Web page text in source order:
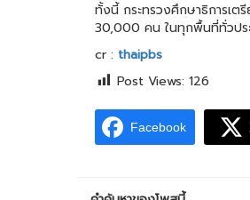
ทั้งนี้ กระทรวงศึกษาธิการเต
30,000 คน ในทุกพื้นที่ทั่วประ
cr : thaipbs
Post Views: 126
Facebook